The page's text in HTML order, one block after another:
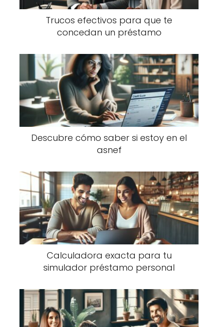
Trucos efectivos para que te
concedan un préstamo
Descubre cómo saber si estoy en el
asnef
Calculadora exacta para tu
simulador préstamo personal